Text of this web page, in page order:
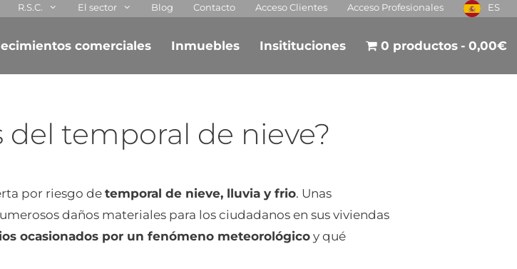
R.S.C. El sector Blog Contacto Acceso Clientes Acceso Profesionales ES
comerciales Inmuebles Insitituciones 0 productos 0,00€
temporal de nieve?
por riesgo de temporal de nieve, lluvia y frio. Unas
daños materiales para los ciudadanos en sus viviendas
ocasionados por un fenómeno meteorológico y qué